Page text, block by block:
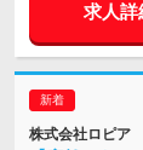
求人詳
株式会社ロピア